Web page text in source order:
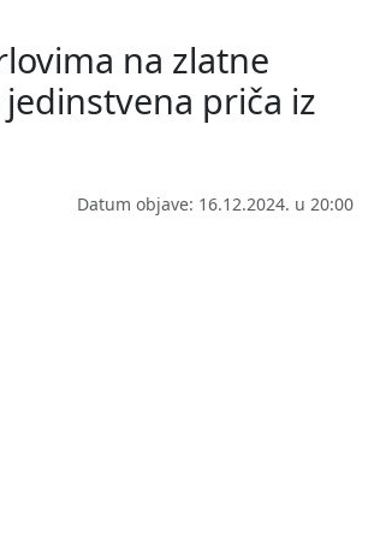
na zlatne
jedinstvena priča iz
Datum objave: 16.12.2024. u 20:00